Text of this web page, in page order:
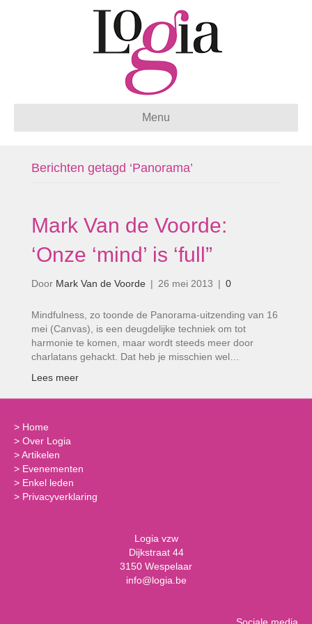
Menu
Berichten getagd ‘Panorama’
Mark Van de Voorde:
‘Onze ‘mind’ is ‘full”
Door Mark Van de Voorde | 26 mei 2013 | 0
Mindfulness, zo toonde de Panorama-uitzending van 16
mei (Canvas), is een deugdelijke techniek om tot
harmonie te komen, maar wordt steeds meer door
charlatans gehackt. Dat heb je misschien wel…
Lees meer
> Home
> Over Logia
>Artikelen
> Evenementen
> Enkel leden
> Privacyverklaring
Logia vzw
Dijkstraat 44
3150 Wespelaar
info@logia.be